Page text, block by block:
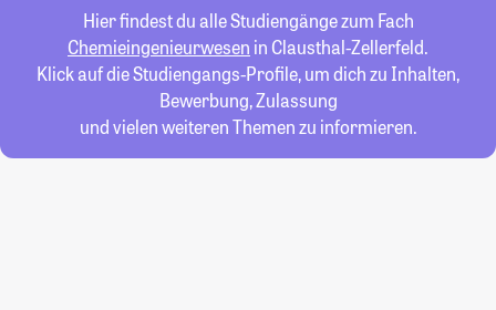
Hier findest du alle Studiengänge zum Fach
Chemieingenieurwesen in Clausthal-Zellerfeld.
Klick auf die Studiengangs-Profile, um dich zu Inhalten,
Bewerbung, Zulassung
und vielen weiteren Themen zu informieren.